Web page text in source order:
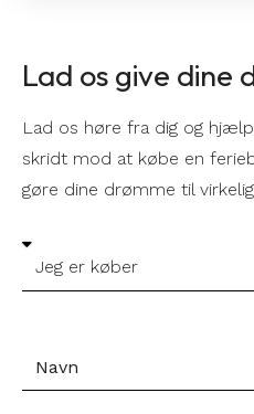
Lad os give dine
Lad os høre fra dig og
skridt mod at købe en
gøre dine drømme til